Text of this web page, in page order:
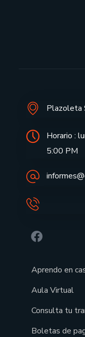
Plazoleta
Horario :
5:00 PM
Aprendo en
Aula Virtual
Consulta tu
Boletas de